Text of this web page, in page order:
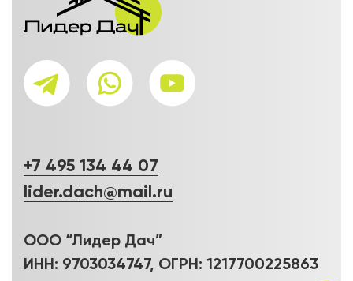
+7 495 134 44 07
lider.dach@mail.ru
ООО “Лидер Дач”
ИНН: 9703034747, ОГРН: 1217700225863